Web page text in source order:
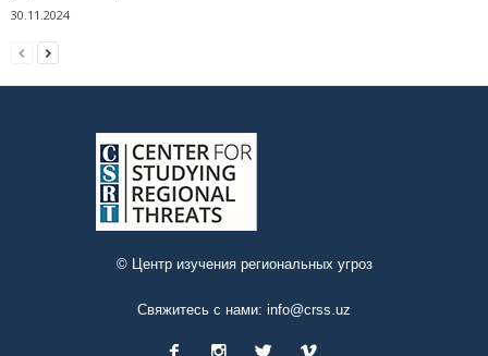
30.11.2024
© Центр изучения региональных угроз
Свяжитесь с нами: info@crss.uz